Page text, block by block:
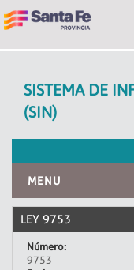
SISTEMA DE
(SIN)
MENU
INICIO
LEY 9753
Número:
9753